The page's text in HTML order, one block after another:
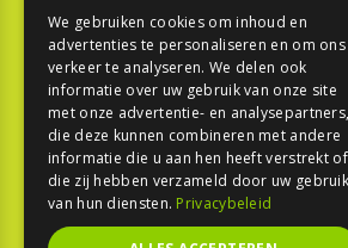
TESTEN
SPORT
REPORTAGE
TOUREN
NIEUWSBRIEF
We gebruiken cookies om inhoud en
advertenties te personaliseren en om ons
verkeer te analyseren. We delen ook
informatie over uw gebruik van onze site
met onze advertentie- en analysepartners,
die deze kunnen combineren met andere
informatie die u aan hen heeft verstrekt of
die zij hebben verzameld door uw gebruik
van hun diensten. Privacybeleid